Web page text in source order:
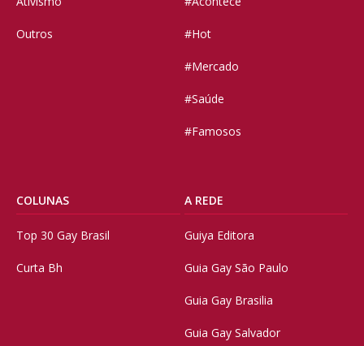
Outros #Hot
#Mercado
#Saúde
#Famosos
COLUNAS
Top 30 Gay Brasil
Curta Bh
A REDE
Guiya Editora
Guia Gay São Paulo
Guia Gay Brasilia
Guia Gay Salvador